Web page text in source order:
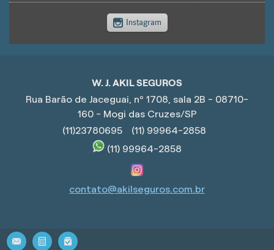
Instagram
W. J. AKIL SEGUROS
Rua Barão de Jaceguai, nº 1708, sala 2B - 08710-
160 - Mogi das Cruzes/SP
(11)23780695
(11) 99964-2858
(11) 99964-2858
contato@akilseguros.com.br